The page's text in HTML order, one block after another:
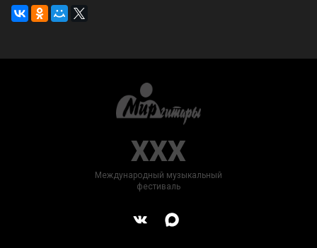
XXX
Международный музыкальный
фестиваль